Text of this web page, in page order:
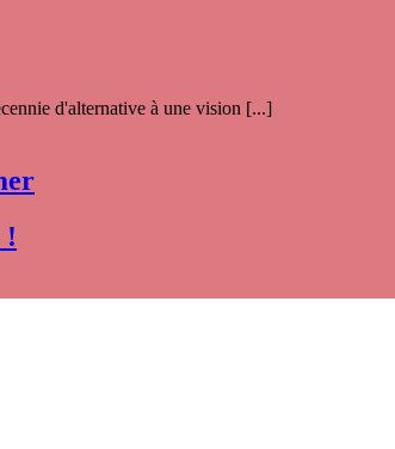
d'alternative à une vision [...]
!